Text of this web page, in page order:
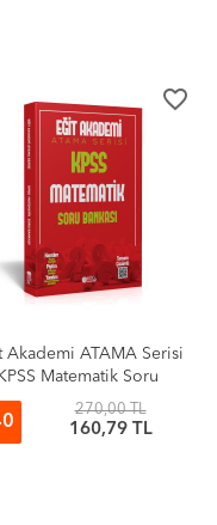
favorite_border
Akademi ATAMA Serisi
KPSS Matematik Soru
Bankası
270,00 TL
160,79 TL